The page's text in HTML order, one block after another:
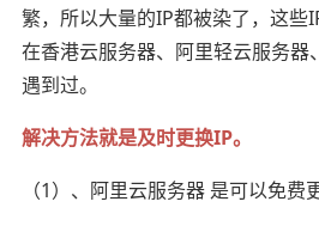
繁，所以大量的IP都被染了，这些
在香港云服务器、阿里轻云服务器
遇到过。
解决方法就是及时更换IP。
（1）、阿里云服务器 是可以免费